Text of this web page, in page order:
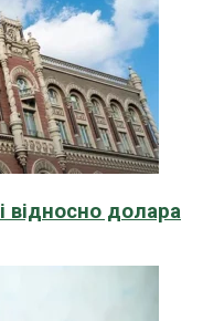
відносно долара